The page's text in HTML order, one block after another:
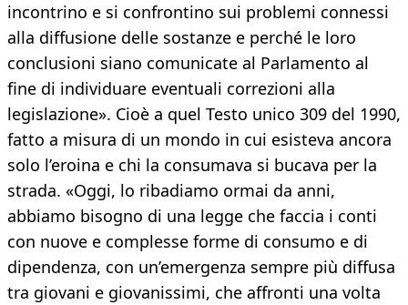
incontrino e si confrontino sui problemi connessi
alla diffusione delle sostanze e perché le loro
conclusioni siano comunicate al Parlamento al
fine di individuare eventuali correzioni alla
legislazione». Cioè a quel Testo unico 309 del 1990,
fatto a misura di un mondo in cui esisteva ancora
solo l’eroina e chi la consumava si bucava per la
strada. «Oggi, lo ribadiamo ormai da anni,
abbiamo bisogno di una legge che faccia i conti
con nuove e complesse forme di consumo e di
dipendenza, con un’emergenza sempre più diffusa
tra giovani e giovanissimi, che affronti una volta